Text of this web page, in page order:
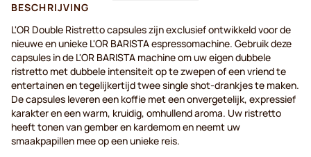
BESCHRIJVING
L'OR Double Ristretto capsules zijn exclusief ontwikkeld voor de
nieuwe en unieke L'OR BARISTA espressomachine. Gebruik deze
capsules in de L'OR BARISTA machine om uw eigen dubbele
ristretto met dubbele intensiteit op te zwepen of een vriend te
entertainen en tegelijkertijd twee single shot-drankjes te maken.
De capsules leveren een koffie met een onvergetelijk, expressief
karakter en een warm, kruidig, omhullend aroma. Uw ristretto
heeft tonen van gember en kardemom en neemt uw
smaakpapillen mee op een unieke reis.